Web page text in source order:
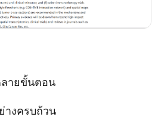
ลายขั้นตอน
างครบถ้วน